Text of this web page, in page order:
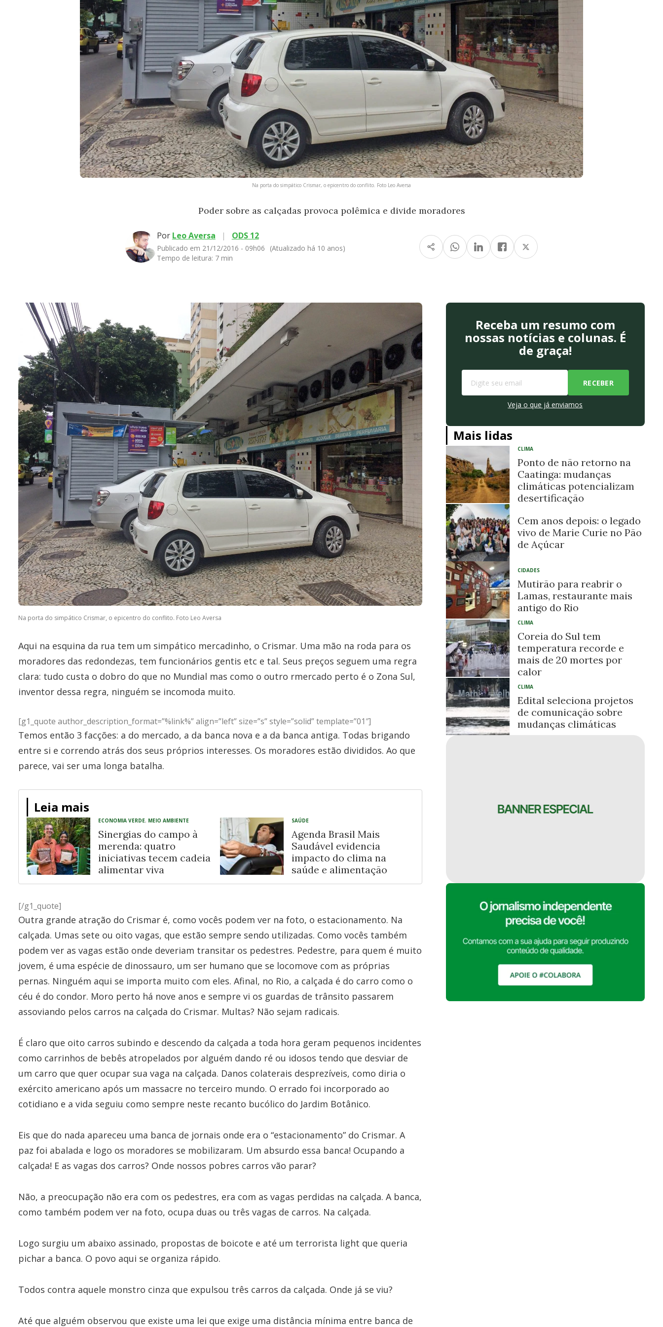
Na porta do simpático Crismar, o epicentro do conflito. Foto Leo Aversa
Poder sobre as calçadas provoca polêmica e divide moradores
Por Leo Aversa | ODS 12
Publicado em 21/12/2016 - 09h06
(Atualizado há 10 anos)
Tempo de leitura: 7 min
Na porta do simpático Crismar, o epicentro do conflito. Foto Leo Aversa
Aqui na esquina da rua tem um simpático mercadinho, o Crismar. Uma mão na roda para os
moradores das redondezas, tem funcionários gentis etc e tal. Seus preços seguem uma regra
clara: tudo custa o dobro do que no Mundial mas como o outro rmercado perto é o Zona Sul,
inventor dessa regra, ninguém se incomoda muito.
[g1_quote author_description_format=”%link%” align=”left” size=”s” style=”solid” template=”01″]
Temos então 3 facções: a do mercado, a da banca nova e a da banca antiga. Todas brigando
entre si e correndo atrás dos seus próprios interesses. Os moradores estão divididos. Ao que
parece, vai ser uma longa batalha.
Leia mais
ECONOMIA VERDE, MEIO AMBIENTE
Sinergias do campo à
merenda: quatro
iniciativas tecem cadeia
alimentar viva
SAÚDE
Agenda Brasil Mais
Saudável evidencia
impacto do clima na
saúde e alimentação
[/g1_quote]
Outra grande atração do Crismar é, como vocês podem ver na foto, o estacionamento. Na
calçada. Umas sete ou oito vagas, que estão sempre sendo utilizadas. Como vocês também
podem ver as vagas estão onde deveriam transitar os pedestres. Pedestre, para quem é muito
jovem, é uma espécie de dinossauro, um ser humano que se locomove com as próprias
pernas. Ninguém aqui se importa muito com eles. Afinal, no Rio, a calçada é do carro como o
céu é do condor. Moro perto há nove anos e sempre vi os guardas de trânsito passarem
assoviando pelos carros na calçada do Crismar. Multas? Não sejam radicais.
É claro que oito carros subindo e descendo da calçada a toda hora geram pequenos incidentes
como carrinhos de bebês atropelados por alguém dando ré ou idosos tendo que desviar de
um carro que quer ocupar sua vaga na calçada. Danos colaterais desprezíveis, como diria o
exército americano após um massacre no terceiro mundo. O errado foi incorporado ao
cotidiano e a vida seguiu como sempre neste recanto bucólico do Jardim Botânico.
Eis que do nada apareceu uma banca de jornais onde era o “estacionamento” do Crismar. A
paz foi abalada e logo os moradores se mobilizaram. Um absurdo essa banca! Ocupando a
calçada! E as vagas dos carros? Onde nossos pobres carros vão parar?
Não, a preocupação não era com os pedestres, era com as vagas perdidas na calçada. A banca,
como também podem ver na foto, ocupa duas ou três vagas de carros. Na calçada.
Logo surgiu um abaixo assinado, propostas de boicote e até um terrorista light que queria
pichar a banca. O povo aqui se organiza rápido.
Todos contra aquele monstro cinza que expulsou três carros da calçada. Onde já se viu?
Até que alguém observou que existe uma lei que exige uma distância mínima entre banca de
Receba um resumo com
nossas notícias e colunas. É
de graça!
Veja o que já enviamos
Mais lidas
CLIMA
Ponto de não retorno na
Caatinga: mudanças
climáticas potencializam
desertificação
Cem anos depois: o legado
vivo de Marie Curie no Pão
de Açúcar
CIDADES
Mutirão para reabrir o
Lamas, restaurante mais
antigo do Rio
CLIMA
Coreia do Sul tem
temperatura recorde e
mais de 20 mortes por
calor
CLIMA
Edital seleciona projetos
de comunicação sobre
mudanças climáticas